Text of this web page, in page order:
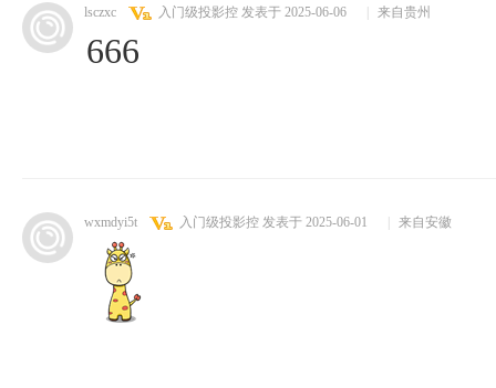
lsczxc 入门级投影控 发表于 2025-06-06 来自贵州
666
wxmdyi5t 入门级投影控 发表于 2025-06-01 来自安徽